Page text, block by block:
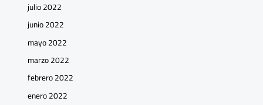
julio 2022
junio 2022
mayo 2022
marzo 2022
febrero 2022
enero 2022